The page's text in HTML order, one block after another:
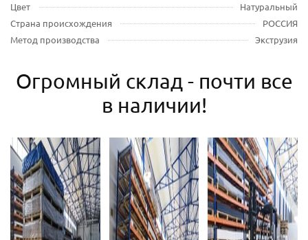
Цвет
Натуральный
Страна происхождения
РОССИЯ
Метод производства
Экструзия
Огромный склад - почти все
в наличии!